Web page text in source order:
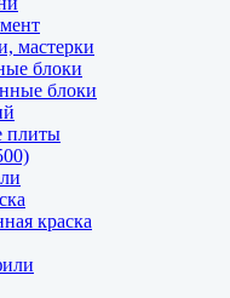
мастерки
блоки
блоки
плиты
краска